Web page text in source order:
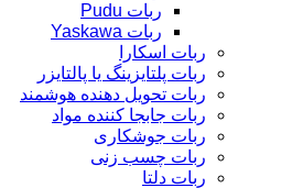
ربات Pudu
ربات Yaskawa
ربات اسکارا
ربات پلتایزینگ یا پالتایزر
ربات تحویل دهنده هوشمند
ربات جابجا کننده مواد
ربات جوشکاری
ربات چسب زنی
ربات دلتا